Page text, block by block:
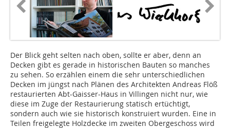
Der Blick geht selten nach oben, sollte er aber, denn an
Decken gibt es gerade in historischen Bauten so manches
zu sehen. So erzählen einem die sehr unterschiedlichen
Decken im jüngst nach Plänen des Architekten Andreas Flöß
restaurierten Abt-Gaisser-Haus in Villingen nicht nur, wie
diese im Zuge der Restaurierung statisch ertüchtigt,
sondern auch wie sie historisch konstruiert wurden. Eine in
Teilen freigelegte Holzdecke im zweiten Obergeschoss wird